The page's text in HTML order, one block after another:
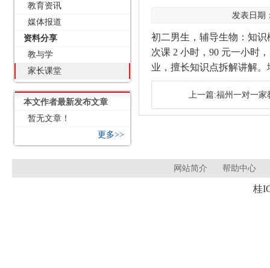
教育资讯
媒体报道
资料分享
教与学
家长课堂
本文作者最新发布文章
暂无文章！
更多>>
发表日期
初二男生，辅导生物：知
次课 2 小时，90 元一小时
业，擅长知识点拆解讲解
上一篇:福州一对一家
网站简介 帮助中心
桂